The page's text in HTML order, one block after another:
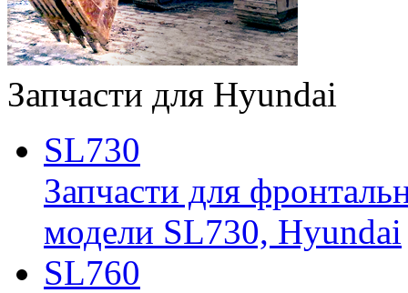
Запчасти для Hyundai
SL730
Запчасти для
модели SL730, Hyundai
SL760